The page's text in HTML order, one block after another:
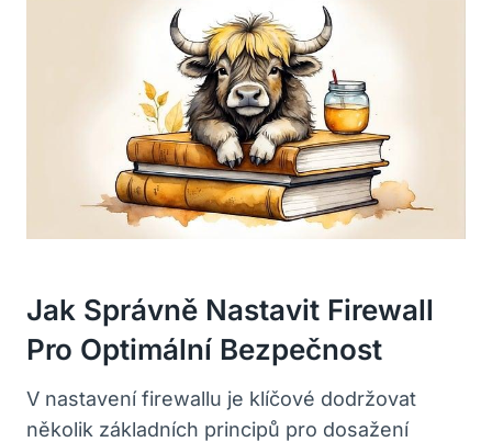
Jak Správně Nastavit Firewall
Pro Optimální Bezpečnost
V nastavení firewallu je klíčové dodržovat
několik základních principů pro dosažení